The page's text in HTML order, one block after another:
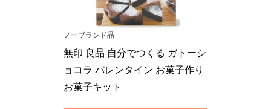
ノーブランド品
無印 良品 自分でつくる ガトーシ
ョコラ バレンタイン お菓子作り
お菓子キット